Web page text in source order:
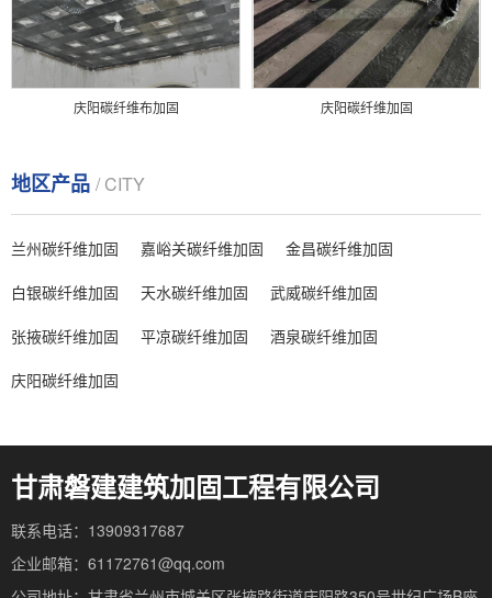
庆阳碳纤维布加固 庆阳碳纤维加固
地区产品 / CITY
兰州碳纤维加固 嘉峪关碳纤维加固
金昌碳纤维加固
白银碳纤维加固
天水碳纤维加固
武威碳纤维加固
张掖碳纤维加固
平凉碳纤维加固
酒泉碳纤维加固
庆阳碳纤维加固
甘肃磐建建筑加固工程有限公司
联系电话：13909317687
企业邮箱：61172761@qq.com